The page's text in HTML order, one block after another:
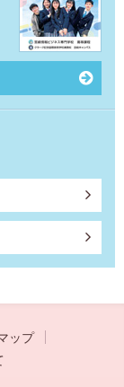
ップ